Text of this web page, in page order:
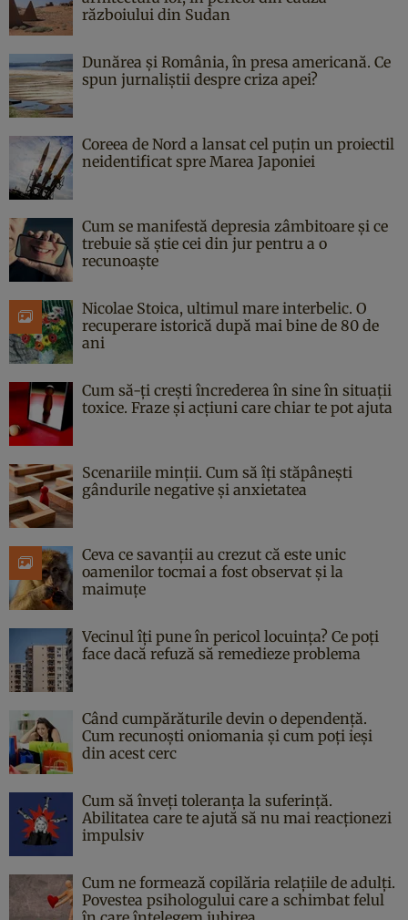
războiului din Sudan
Dunărea și România, în presa americană. Ce
spun jurnaliștii despre criza apei?
Coreea de Nord a lansat cel puțin un proiectil
neidentificat spre Marea Japoniei
Cum se manifestă depresia zâmbitoare și ce
trebuie să știe cei din jur pentru a o
recunoaște
Nicolae Stoica, ultimul mare interbelic. O
recuperare istorică după mai bine de 80 de
ani
Cum să-ți crești încrederea în sine în situații
toxice. Fraze și acțiuni care chiar te pot ajuta
Scenariile minții. Cum să îți stăpânești
gândurile negative și anxietatea
Ceva ce savanții au crezut că este unic
oamenilor tocmai a fost observat și la
maimuțe
Vecinul îți pune în pericol locuința? Ce poți
face dacă refuză să remedieze problema
Când cumpărăturile devin o dependență.
Cum recunoști oniomania și cum poți ieși
din acest cerc
Cum să înveți toleranța la suferință.
Abilitatea care te ajută să nu mai reacționezi
impulsiv
Cum ne formează copilăria relațiile de adulți.
Povestea psihologului care a schimbat felul